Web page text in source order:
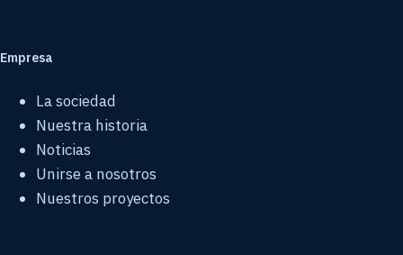
Empresa
La sociedad
Nuestra historia
Noticias
Unirse a nosotros
Nuestros proyectos